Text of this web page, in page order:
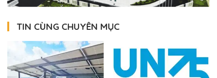
TIN CÙNG CHUYÊN MỤC